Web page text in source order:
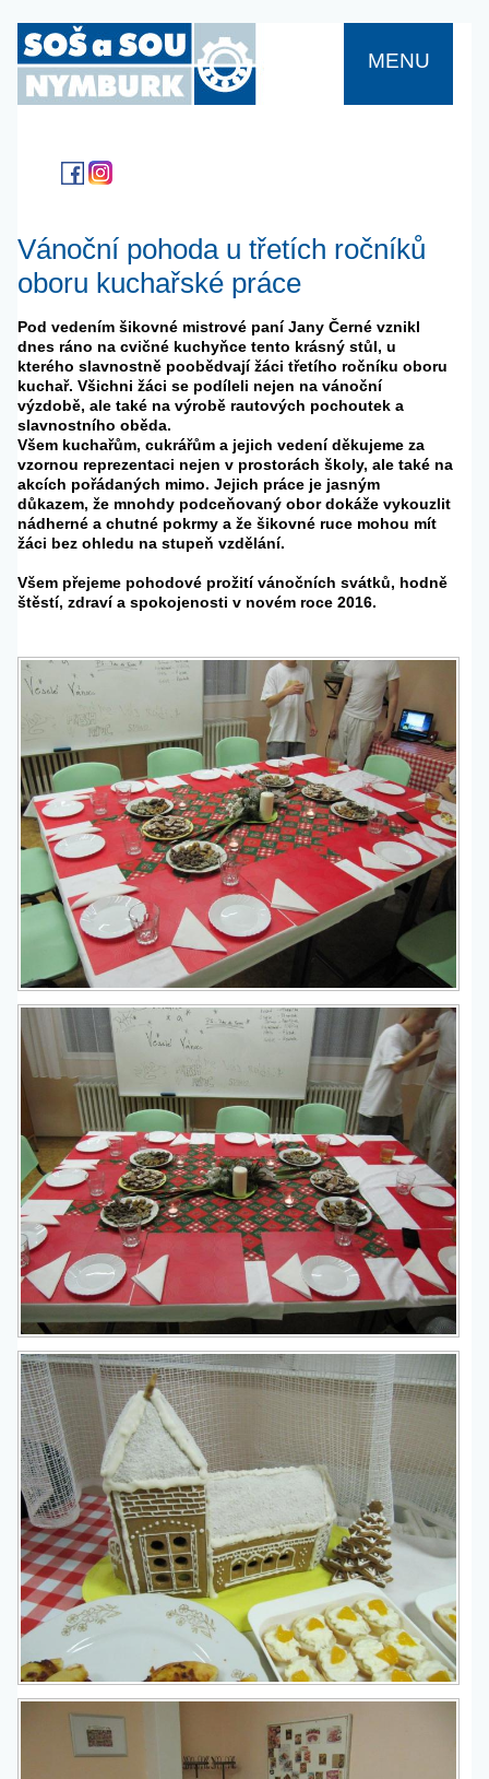
MENU
Vánoční pohoda u třetích ročníků
oboru kuchařské práce
Pod vedením šikovné mistrové paní Jany Černé vznikl
dnes ráno na cvičné kuchyňce tento krásný stůl, u
kterého slavnostně poobědvají žáci třetího ročníku oboru
kuchař. Všichni žáci se podíleli nejen na vánoční
výzdobě, ale také na výrobě rautových pochoutek a
slavnostního oběda.
Všem kuchařům, cukrářům a jejich vedení děkujeme za
vzornou reprezentaci nejen v prostorách školy, ale také na
akcích pořádaných mimo. Jejich práce je jasným
důkazem, že mnohdy podceňovaný obor dokáže vykouzlit
nádherné a chutné pokrmy a že šikovné ruce mohou mít
žáci bez ohledu na stupeň vzdělání.
Všem přejeme pohodové prožití vánočních svátků, hodně
štěstí, zdraví a spokojenosti v novém roce 2016.